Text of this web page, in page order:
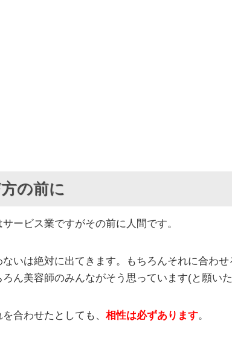
の前に
ービス業ですがその前に人間です。
いは絶対に出てきます。もちろんそれに合わ
ん美容師のみんながそう思っています(と願いた
合わせたとしても、 相性は必ずあります。